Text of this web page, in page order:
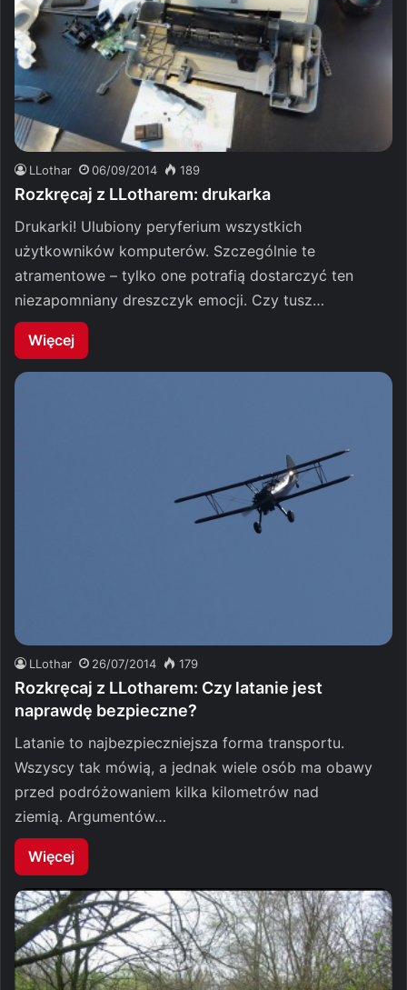
LLothar 06/09/2014 189
Rozkręcaj z LLotharem: drukarka
Drukarki! Ulubiony peryferium wszystkich
użytkowników komputerów. Szczególnie te
atramentowe – tylko one potrafią dostarczyć ten
niezapomniany dreszczyk emocji. Czy tusz…
Więcej
LLothar 26/07/2014 179
Rozkręcaj z LLotharem: Czy latanie jest
naprawdę bezpieczne?
Latanie to najbezpieczniejsza forma transportu.
Wszyscy tak mówią, a jednak wiele osób ma obawy
przed podróżowaniem kilka kilometrów nad
ziemią. Argumentów…
Więcej